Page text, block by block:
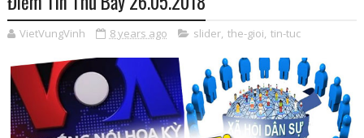
VietVungVinh 8 years ago slider, the-gioi, tin-tuc